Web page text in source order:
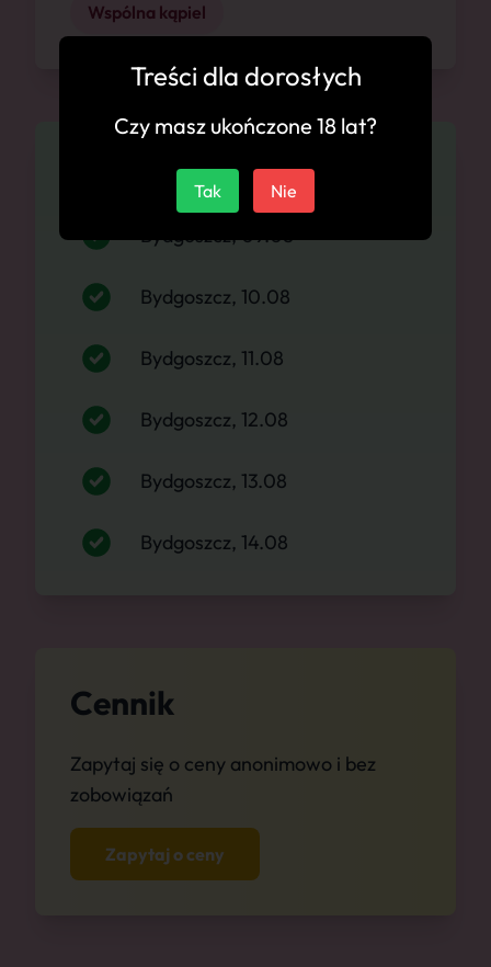
Wspólna kąpiel
Dostępność
Bydgoszcz, 09.08
Bydgoszcz, 10.08
Bydgoszcz, 11.08
Bydgoszcz, 12.08
Bydgoszcz, 13.08
Bydgoszcz, 14.08
Cennik
Zapytaj się o ceny anonimowo i bez
zobowiązań
Zapytaj o ceny
Treści dla dorosłych
Czy masz ukończone 18 lat?
Tak Nie